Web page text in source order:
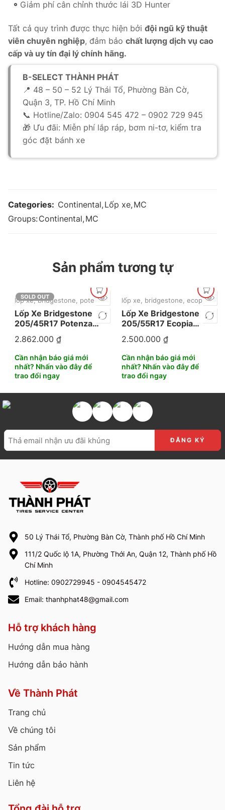
Giảm phí cân chỉnh thước lái 3D Hunter
Tất cả quy trình được thực hiện bởi đội ngũ kỹ thuật
viên chuyên nghiệp, đảm bảo chất lượng dịch vụ cao
cấp và uy tín đại lý chính hãng.
B-SELECT THÀNH PHÁT
📍 48 – 50 – 52 Lý Thái Tổ, Phường Bàn Cờ,
Quận 3, TP. Hồ Chí Minh
📞 Hotline/Zalo: 0904 545 472 – 0902 729 945
🎁 Ưu đãi: Miễn phí lắp ráp, bơm ni-tơ, kiểm tra
góc đặt bánh xe
Categories: Continental, Lốp xe, MC
Groups:Continental, MC
Sản phẩm tương tự
SOLD OUT
lốp xe,bridgestone, potenza
Lốp Xe Bridgestone
205/45R17 Potenza
EA03
2.862.000 ₫
Cần nhận báo giá mới
nhất? Nhấn vào đây để
trao đổi ngay
lốp xe, bridgestone, ecopia
Lốp Xe Bridgestone
205/55R17 Ecopia
EP15
2.500.000 ₫
Cần nhận báo giá mới
nhất? Nhấn vào đây để
trao đổi ngay
50 Lý Thái Tổ, Phường Bàn Cờ, Thành phố Hồ Chí Minh
111/2 Quốc lộ 1A, Phường Thới An, Quận 12, Thành phố Hồ
Chí Minh
Hotline: 0902729945 - 0904545472
Email: thanhphat48@gmail.com
Hỗ trợ khách hàng
Hướng dẫn mua hàng
Hướng dẫn bảo hành
Về Thành Phát
Trang chủ
Về chúng tôi
Sản phẩm
Tin tức
Liên hệ